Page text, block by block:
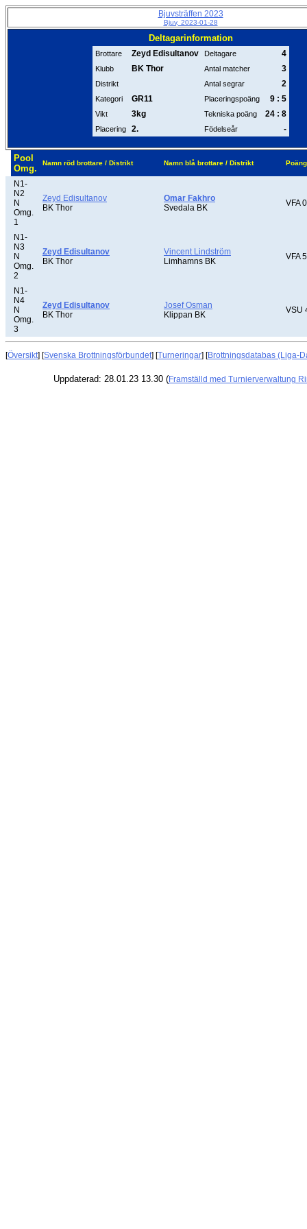
Bjuvsträffen 2023
Bjuv, 2023-01-28
Deltagarinformation
Brottare Zeyd Edisultanov Deltagare 4
Klubb BK Thor Antal matcher 3
Distrikt Antal segrar 2
Kategori GR11 Placeringspoäng 9 : 5
Vikt 3kg Tekniska poäng 24 : 8
Placering 2. Födelseår -
Pool
Omg.
Namn röd brottare / Distrikt Namn blå brottare / Distrikt Poäng
N1-
N2
N
Omg.
1
Zeyd Edisultanov
BK Thor
Omar Fakhro
Svedala BK
VFA
N1-
N3
N
Omg.
2
Zeyd Edisultanov
BK Thor
Vincent Lindström
Limhamns BK
VFA
N1-
N4
N
Omg.
3
Zeyd Edisultanov
BK Thor
Josef Osman
Klippan BK
VSU
[Översikt] [Svenska Brottningsförbundet] [Turneringar] [Brottningsdatabas (Liga-
Uppdaterad: 28.01.23 13.30 (Framställd med Turnierverwaltung